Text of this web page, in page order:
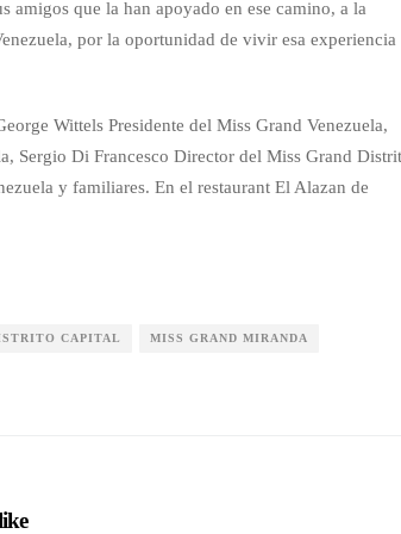
amigos que la han apoyado en ese camino, a la
por la oportunidad de vivir esa experiencia
Wittels Presidente del Miss Grand Venezuela,
Sergio Di Francesco Director del Miss Grand
y familiares. En el restaurant El Alazan de
CAPITAL MISS GRAND MIRANDA